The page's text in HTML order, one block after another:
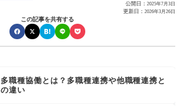
公開日： 2025年7月3日
更新日： 2026年3月26日
この記事を共有する
多職種協働とは？多職種連携や他職種連携と
の違い